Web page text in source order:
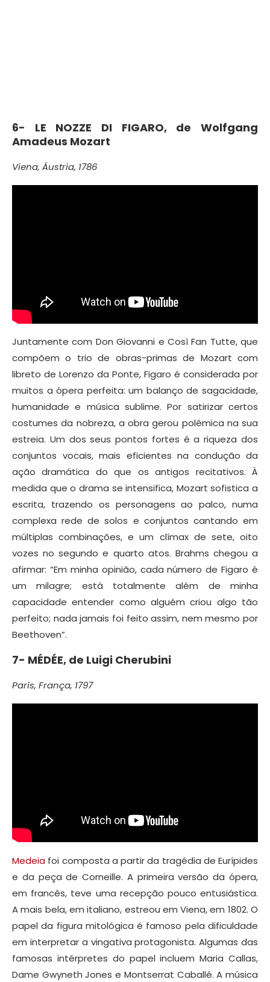
6- LE NOZZE DI FIGARO, deWolfgang
Amadeus Mozart
Viena, Áustria, 1786
Juntamente com Don Giovanni e Così Fan Tutte, que
compõem o trio de obras-primas de Mozart com
libreto de Lorenzo da Ponte, Figaro é considerada por
muitos a ópera perfeita: um balanço de sagacidade,
humanidade e música sublime. Por satirizar certos
costumes da nobreza, a obra gerou polêmica na sua
estreia. Um dos seus pontos fortes é a riqueza dos
conjuntos vocais, mais eficientes na condução da
ação dramática do que os antigos recitativos. À
medida que o drama se intensifica, Mozart sofistica a
escrita, trazendo os personagens ao palco, numa
complexa rede de solos e conjuntos cantando em
múltiplas combinações, e um clímax de sete, oito
vozes no segundo e quarto atos. Brahms chegou a
afirmar: “Em minha opinião, cada número de Figaro é
um milagre; está totalmente além de minha
capacidade entender como alguém criou algo tão
perfeito; nada jamais foi feito assim, nem mesmo por
Beethoven”.
7- MÉDÉE, de Luigi Cherubini
Paris, França, 1797
Medeia foi composta a partir da tragédia de Eurípides
e da peça de Corneille. A primeira versão da ópera,
em francês, teve uma recepção pouco entusiástica.
A mais bela, em italiano, estreou em Viena, em 1802. O
papel da figura mitológica é famoso pela dificuldade
em interpretar a vingativa protagonista. Algumas das
famosas intérpretes do papel incluem Maria Callas,
Dame Gwyneth Jones e Montserrat Caballé. A música